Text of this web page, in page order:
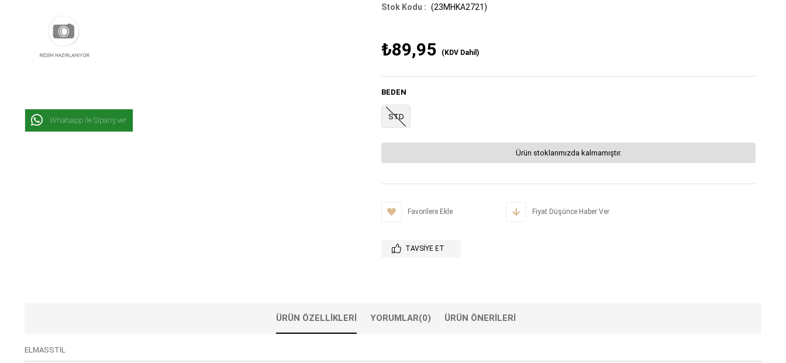
Whatsapp İle Sipariş ver
(23MHKA2721)
₺89,95 (KDV Dahil)
BEDEN
STD
Ürün stoklarımızda kalmamıştır.
Favorilere Ekle Fiyat Düşünce Haber Ver
TAVSIYE ET
ÜRÜN ÖZELLIKLERI YORUMLAR(0) ÜRÜN ÖNERILERI
ELMASSTİL